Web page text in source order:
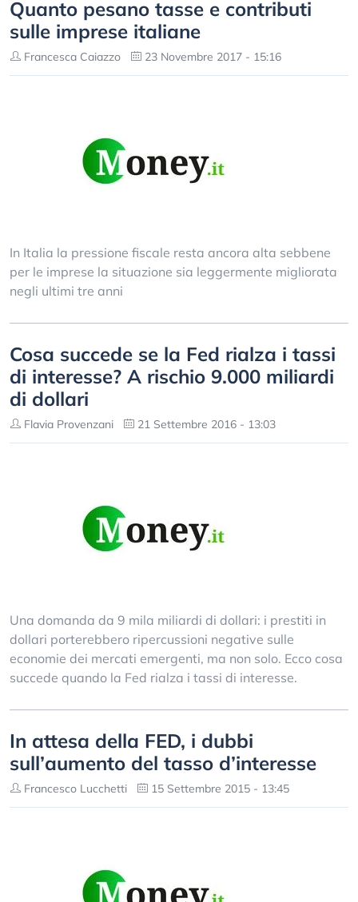
Quanto pesano tasse e contributi
sulle imprese italiane
Francesca Caiazzo 23 Novembre 2017 - 15:16
In Italia la pressione fiscale resta ancora alta sebbene
per le imprese la situazione sia leggermente migliorata
negli ultimi tre anni
Cosa succede se la Fed rialza i tassi
di interesse? A rischio 9.000 miliardi
di dollari
Flavia Provenzani 21 Settembre 2016 - 13:03
Una domanda da 9 mila miliardi di dollari: i prestiti in
dollari porterebbero ripercussioni negative sulle
economie dei mercati emergenti, ma non solo. Ecco cosa
succede quando la Fed rialza i tassi di interesse.
In attesa della FED, i dubbi
sull’aumento del tasso d’interesse
Francesco Lucchetti 15 Settembre 2015 - 13:45